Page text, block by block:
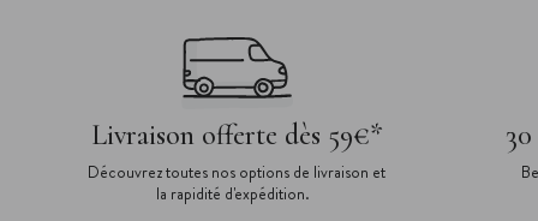
Livraison offerte dès 59€*
Découvrez toutes nos options de livraison et
la rapidité d'expédition.